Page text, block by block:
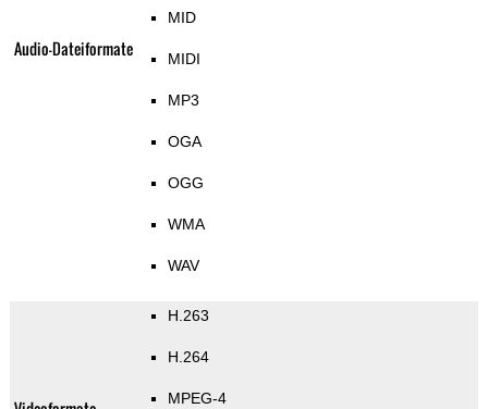
Audio-Dateiformate
MID
MIDI
MP3
OGA
OGG
WMA
WAV
H.263
H.264
MPEG-4